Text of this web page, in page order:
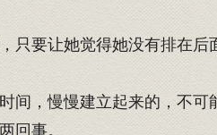
要让她觉得她没有排在后
，慢慢建立起来的，不可
回事。